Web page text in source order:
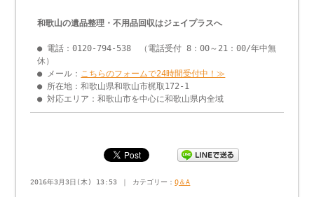
和歌山の遺品整理・不用品回収はジェイプラスへ
● 電話：0120-794-538 （電話受付 8：00～21：00/年中無
休）
● メール： こちらのフォームで24時間受付中！≫
● 所在地：和歌山県和歌山市梶取172-1
● 対応エリア：和歌山市を中心に和歌山県内全域
2016年3月3日(木) 13:53 ｜ カテゴリー：Q＆A